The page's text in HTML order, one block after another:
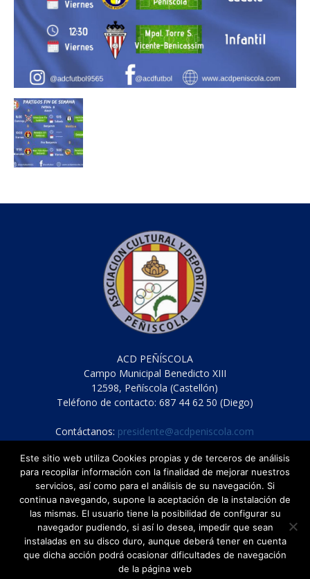
ACD PEÑÍSCOLA
Campo Municipal Benedicto XIII
12598, Peñíscola (Castellón)
Teléfono de contacto: 687 44 62 50 (Diego)
Contáctanos: presidente@acdpeniscola.com
Cláusula de protección de datos
Política de privacidad Redes Sociales
Condiciones de uso
Política de cookies
Este sitio web utiliza Cookies propias y de terceros de análisis
para recopilar información con la finalidad de mejorar nuestros
servicios, así como para el análisis de su navegación. Si
continua navegando, supone la aceptación de la instalación de
las mismas. El usuario tiene la posibilidad de configurar su
navegador pudiendo, si así lo desea, impedir que sean
instaladas en su disco duro, aunque deberá tener en cuenta
que dicha acción podrá ocasionar dificultades de navegación
de la página web